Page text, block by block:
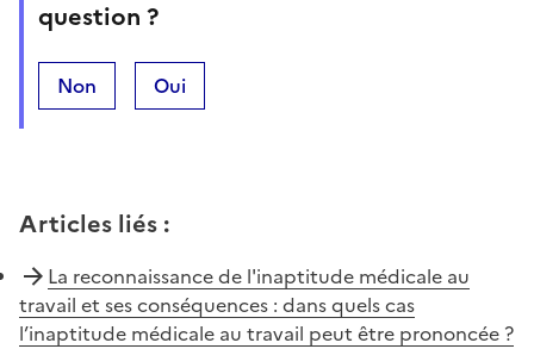
question ?
Non Oui
Articles liés :
La reconnaissance de l'inaptitude médicale au
travail et ses conséquences : dans quels cas
l’inaptitude médicale au travail peut être prononcée ?